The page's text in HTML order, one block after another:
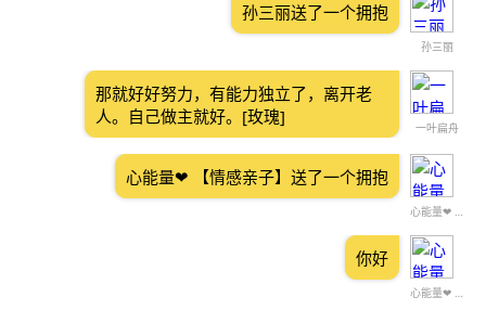
孙三丽
孙三丽送了一个拥抱
一叶扁舟
那就好好努力，有能力独立了，离开老
人。自己做主就好。[玫瑰]
心能量❤ 【情感亲子】
心能量❤ 【情感亲子】送了一个拥抱
心能量❤ 【情感亲子】
你好